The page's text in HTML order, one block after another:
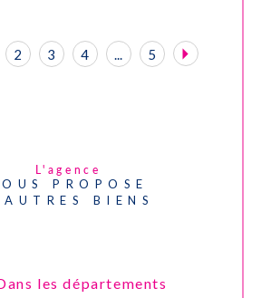
2 3 4 ... 5
L'agence
PROPOSE
BIENS
les départements